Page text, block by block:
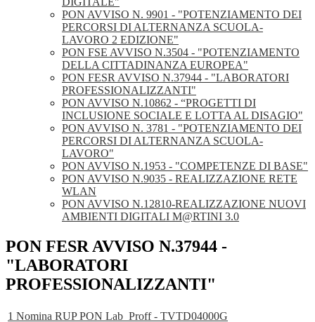
PON AVVISO N. 9901 - "POTENZIAMENTO DEI
PERCORSI DI ALTERNANZA SCUOLA-
LAVORO 2 EDIZIONE"
PON FSE AVVISO N.3504 - "POTENZIAMENTO
DELLA CITTADINANZA EUROPEA"
PON FESR AVVISO N.37944 - "LABORATORI
PROFESSIONALIZZANTI"
PON AVVISO N.10862 - “PROGETTI DI
INCLUSIONE SOCIALE E LOTTA AL DISAGIO"
PON AVVISO N. 3781 - "POTENZIAMENTO DEI
PERCORSI DI ALTERNANZA SCUOLA-
LAVORO"
PON AVVISO N.1953 - "COMPETENZE DI BASE"
PON AVVISO N.9035 - REALIZZAZIONE RETE
WLAN
PON AVVISO N.12810-REALIZZAZIONE NUOVI
AMBIENTI DIGITALI M@RTINI 3.0
PON FESR AVVISO N.37944 -
"LABORATORI
PROFESSIONALIZZANTI"
1 Nomina RUP PON Lab_Proff - TVTD04000G